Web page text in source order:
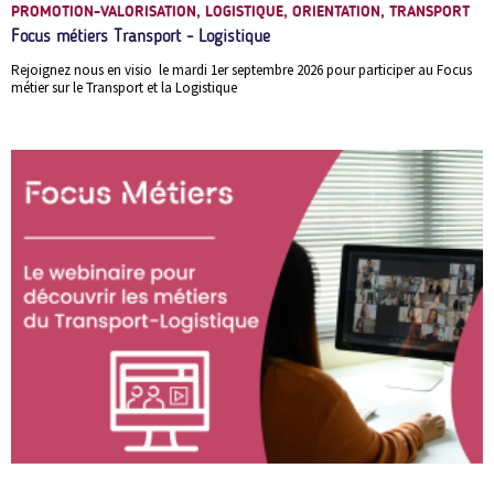
PROMOTION-VALORISATION, LOGISTIQUE, ORIENTATION, TRANSPORT
Focus métiers Transport - Logistique
Rejoignez nous en visio le mardi 1er septembre 2026 pour participer au Focus
métier sur le Transport et la Logistique